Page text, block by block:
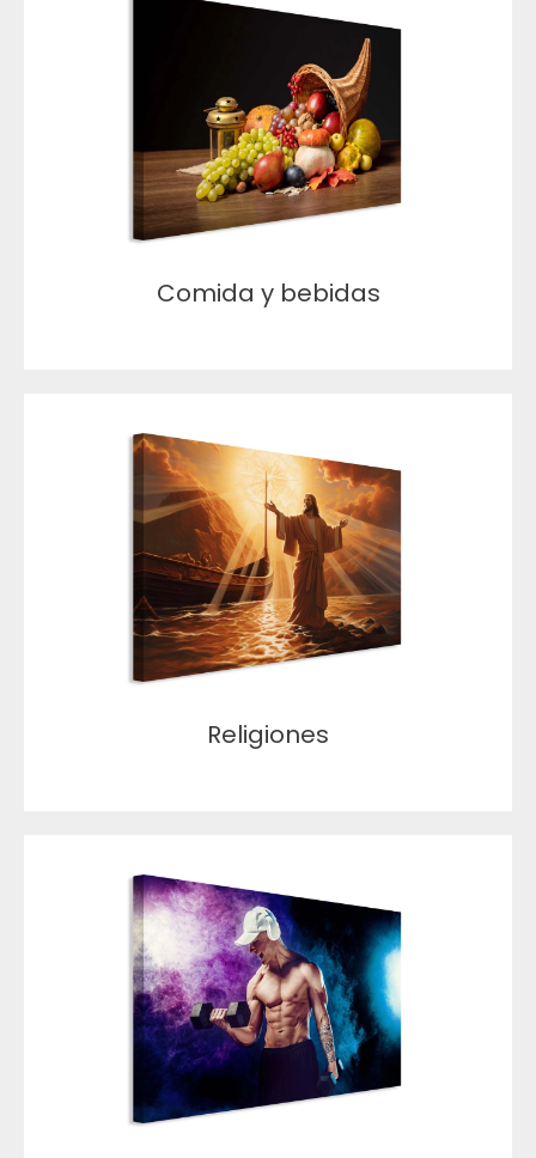
Comida y bebidas
Religiones